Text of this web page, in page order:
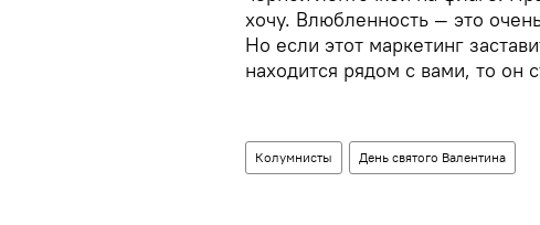
хочу. Влюбленность — это
Но если этот маркетинг
находится рядом с вами, то он
Колумнисты День святого Валентина